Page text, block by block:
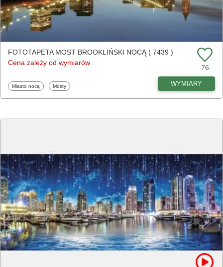
FOTOTAPETA MOST BROOKLIŃSKI NOCĄ ( 7439 )
Cena zależy od wymiarów
76
Fototapety
Miasto nocą Fototapety
Mosty WYMIARY